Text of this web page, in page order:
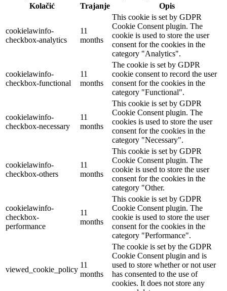
Kolačić
Trajanje Opis
cookielawinfo-
checkbox-analytics
11
months
This cookie is set by GDPR
Cookie Consent plugin. The
cookie is used to store the user
consent for the cookies in the
category "Analytics".
cookielawinfo-
checkbox-functional
11
months
The cookie is set by GDPR
cookie consent to record the user
consent for the cookies in the
category "Functional".
cookielawinfo-
checkbox-necessary
11
months
This cookie is set by GDPR
Cookie Consent plugin. The
cookies is used to store the user
consent for the cookies in the
category "Necessary".
cookielawinfo-
checkbox-others
11
months
This cookie is set by GDPR
Cookie Consent plugin. The
cookie is used to store the user
consent for the cookies in the
category "Other.
cookielawinfo-
checkbox-
performance
11
months
This cookie is set by GDPR
Cookie Consent plugin. The
cookie is used to store the user
consent for the cookies in the
category "Performance".
viewed_cookie_policy
11
months
The cookie is set by the GDPR
Cookie Consent plugin and is
used to store whether or not user
has consented to the use of
cookies. It does not store any